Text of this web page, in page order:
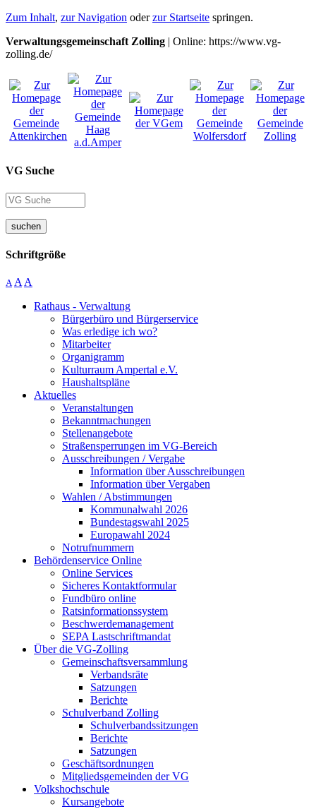
Zum Inhalt, zur Navigation oderzur Startseite springen.
Verwaltungsgemeinschaft Zolling | Online: https://www.vg-
zolling.de/
VG Suche
suchen
Schriftgröße
A A A
Rathaus - Verwaltung
Bürgerbüro und Bürgerservice
Was erledige ich wo?
Mitarbeiter
Organigramm
Kulturraum Ampertal e.V.
Haushaltspläne
Aktuelles
Veranstaltungen
Bekanntmachungen
Stellenangebote
Straßensperrungen im VG-Bereich
Ausschreibungen / Vergabe
Information über Ausschreibungen
Information über Vergaben
Wahlen / Abstimmungen
Kommunalwahl 2026
Bundestagswahl 2025
Europawahl 2024
Notrufnummern
Behördenservice Online
Online Services
Sicheres Kontaktformular
Fundbüro online
Ratsinformationssystem
Beschwerdemanagement
SEPA Lastschriftmandat
Über die VG-Zolling
Gemeinschaftsversammlung
Verbandsräte
Satzungen
Berichte
Schulverband Zolling
Schulverbandssitzungen
Berichte
Satzungen
Geschäftsordnungen
Mitgliedsgemeinden der VG
Volkshochschule
Kursangebote